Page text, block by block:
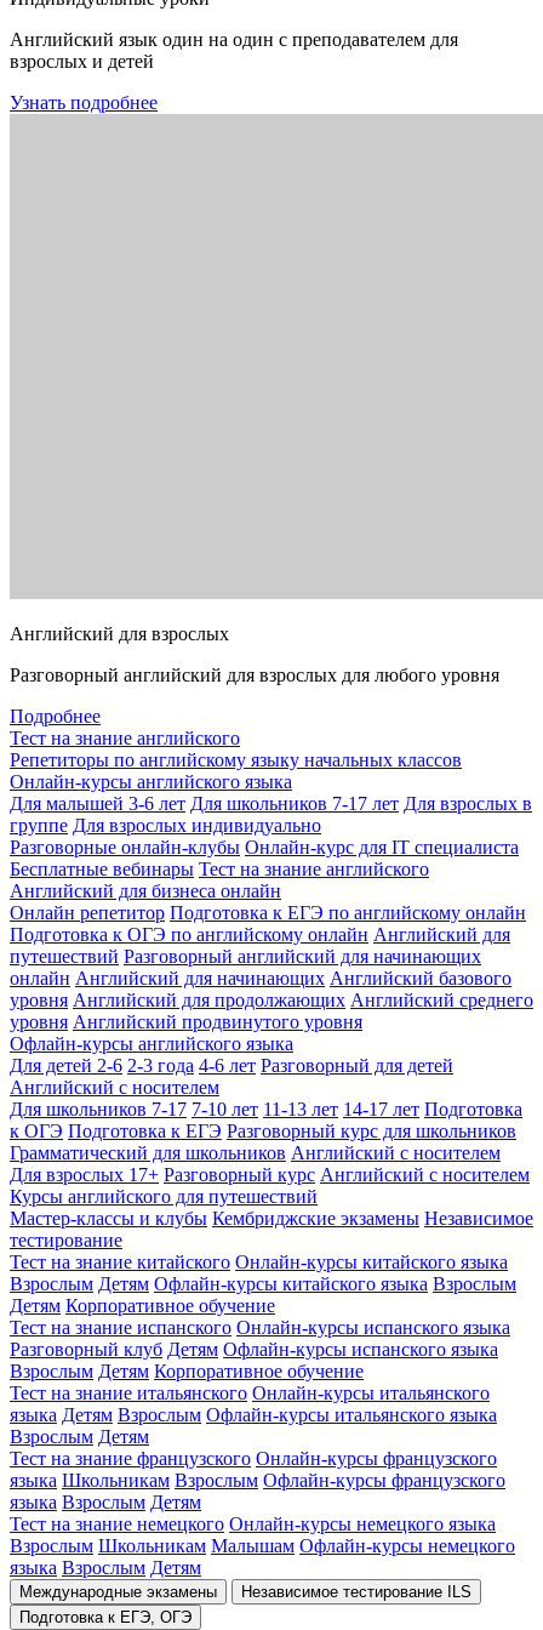
Английский язык один на один с преподавателем для
взрослых и детей
Узнать подробнее
Английский для взрослых
Разговорный английский для взрослых для любого уровня
Подробнее
Тест на знание английского
Репетиторы по английскому языку начальных классов
Онлайн-курсы английского языка
Для малышей 3-6 лет Для школьников 7-17 лет Для взрослых в
группе Для взрослых индивидуально
Разговорные онлайн-клубы Онлайн-курс для IT специалиста
Бесплатные вебинары Тест на знание английского
Английский для бизнеса онлайн
Онлайн репетитор Подготовка к ЕГЭ по английскому онлайн
Подготовка к ОГЭ по английскому онлайн Английский для
путешествий Разговорный английский для начинающих
онлайн Английский для начинающих Английский базового
уровня Английский для продолжающих Английский среднего
уровня Английский продвинутого уровня
Офлайн-курсы английского языка
Для детей 2-6 2-3 года 4-6 лет Разговорный для детей
Английский с носителем
Для школьников 7-17 7-10 лет 11-13 лет 14-17 лет Подготовка
к ОГЭ Подготовка к ЕГЭ Разговорный курс для школьников
Грамматический для школьников Английский с носителем
Для взрослых 17+ Разговорный курс Английский с носителем
Курсы английского для путешествий
Мастер-классы и клубы Кембриджские экзамены Независимое
тестирование
Тест на знание китайского Онлайн-курсы китайского языка
Взрослым Детям Офлайн-курсы китайского языка Взрослым
Детям Корпоративное обучение
Тест на знание испанского Онлайн-курсы испанского языка
Разговорный клуб Детям Офлайн-курсы испанского языка
Взрослым Детям Корпоративное обучение
Тест на знание итальянского Онлайн-курсы итальянского
языка Детям Взрослым Офлайн-курсы итальянского языка
Взрослым Детям
Тест на знание французского Онлайн-курсы французского
языка Школьникам Взрослым Офлайн-курсы французского
языка Взрослым Детям
Тест на знание немецкого Онлайн-курсы немецкого языка
Взрослым Школьникам Малышам Офлайн-курсы немецкого
языка Взрослым Детям
Международные экзамены
Независимое тестирование ILS
Подготовка к ЕГЭ, ОГЭ